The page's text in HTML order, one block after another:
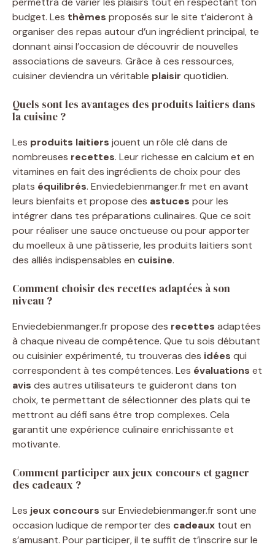
budget. Les thèmes proposés sur le site t’aideront à
organiser des repas autour d’un ingrédient principal, te
donnant ainsi l’occasion de découvrir de nouvelles
associations de saveurs. Grâce à ces ressources,
cuisiner deviendra un véritable plaisir quotidien.
Quels sont les avantages des produits laitiers dans
la cuisine ?
Les produits laitiers jouent un rôle clé dans de
nombreuses recettes. Leur richesse en calcium et en
vitamines en fait des ingrédients de choix pour des
plats équilibrés. Enviedebienmanger.fr met en avant
leurs bienfaits et propose des astuces pour les
intégrer dans tes préparations culinaires. Que ce soit
pour réaliser une sauce onctueuse ou pour apporter
du moelleux à une pâtisserie, les produits laitiers sont
des alliés indispensables en cuisine.
Comment choisir des recettes adaptées à son
niveau ?
Enviedebienmanger.fr propose des recettes adaptées
à chaque niveau de compétence. Que tu sois débutant
ou cuisinier expérimenté, tu trouveras des idées qui
correspondent à tes compétences. Les évaluations et
avis des autres utilisateurs te guideront dans ton
choix, te permettant de sélectionner des plats qui te
mettront au défi sans être trop complexes. Cela
garantit une expérience culinaire enrichissante et
motivante.
Comment participer aux jeux concours et gagner
des cadeaux ?
Les jeux concours sur Enviedebienmanger.fr sont une
occasion ludique de remporter des cadeaux tout en
s’amusant. Pour participer, il te suffit de t’inscrire sur le